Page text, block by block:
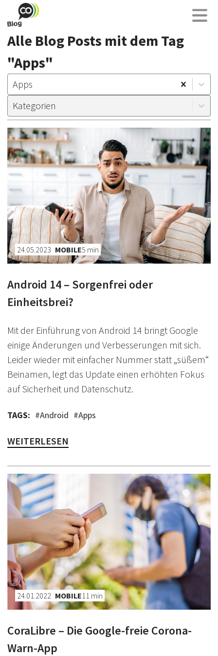
Alle Blog Posts mit dem Tag
"Apps"
Apps
Kategorien
24.05.2023 MOBILE5 min
Android 14 – Sorgenfrei oder
Einheitsbrei?
Mit der Einführung von Android 14 bringt Google
einige Änderungen und Verbesserungen mit sich.
Leider wieder mit einfacher Nummer statt „süßem“
Beinamen, legt das Update einen erhöhten Fokus
auf Sicherheit und Datenschutz.
TAGS: #Android #Apps
WEITERLESEN
24.01.2022 MOBILE11 min
CoraLibre – Die Google-freie Corona-
Warn-App